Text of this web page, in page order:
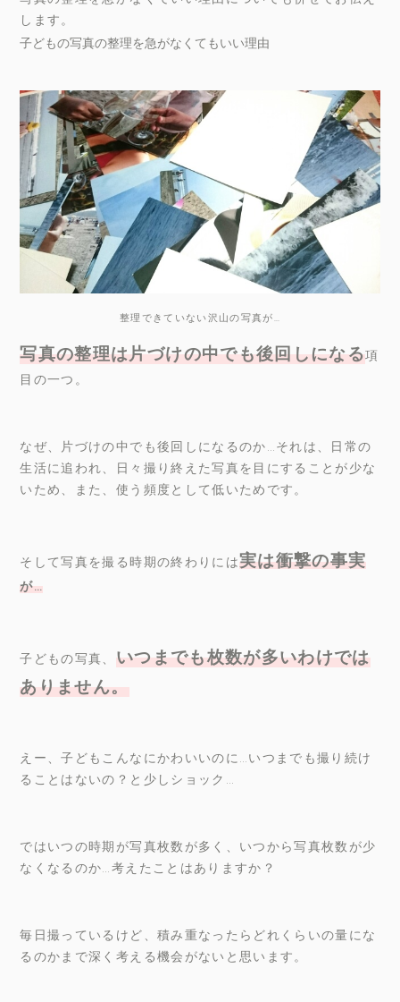
します。
子どもの写真の整理を急がなくてもいい理由
整理できていない沢山の写真が
写真の整理は片づけの中でも後回しになる項
目の一つ。
なぜ、片づけの中でも後回しになるのか…それは、日常の
生活に追われ、日々撮り終えた写真を目にすることが少な
いため、また、使う頻度として低いためです。
そして写真を撮る時期の終わりには実は衝撃の事実
が…
子どもの写真、 いつまでも枚数が多いわけでは
ありません。
えー、子どもこんなにかわいいのに…いつまでも撮り続け
ることはないの？と少しショック…
ではいつの時期が写真枚数が多く、いつから写真枚数が少
なくなるのか…考えたことはありますか？
毎日撮っているけど、積み重なったらどれくらいの量にな
るのかまで深く考える機会がないと思います。